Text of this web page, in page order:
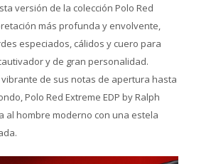
versión de la colección Polo Red
más profunda y envolvente,
especiados, cálidos y cuero para
y de gran personalidad.
de sus notas de apertura hasta
Polo Red Extreme EDP by Ralph
al hombre moderno con una estela